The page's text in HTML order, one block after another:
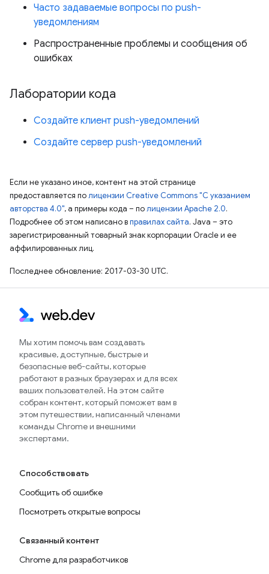
Часто задаваемые вопросы по push-
уведомлениям
Распространенные проблемы и сообщения об
ошибках
Лаборатории кода
Создайте клиент push-уведомлений
Создайте сервер push-уведомлений
Если не указано иное, контент на этой странице
предоставляется полицензии Creative Commons "С указанием
авторства 4.0", а примеры кода – полицензии Apache 2.0.
Подробнее об этом написано вправилах сайта. Java – это
зарегистрированный товарный знак корпорации Oracle и ее
аффилированных лиц.
Последнее обновление: 2017-03-30 UTC.
Мы хотим помочь вам создавать
красивые, доступные, быстрые и
безопасные веб-сайты, которые
работают в разных браузерах и для всех
ваших пользователей. На этом сайте
собран контент, который поможет вам в
этом путешествии, написанный членами
команды Chrome и внешними
экспертами.
Способствовать
Сообщить об ошибке
Посмотреть открытые вопросы
Связанный контент
Chrome для разработчиков